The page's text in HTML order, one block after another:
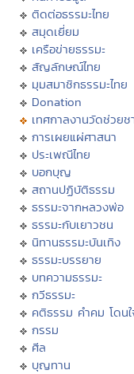
ติดต่อธรรมะไทย
สมุดเยี่ยม
เครือข่ายธรรมะ
สัญลักษณ์ไทย
มุมสมาชิกธรรมะไทย
Donation
เทศกาลงานวัดช่วยช
การเผยแผ่ศาสนา
ประเพณีไทย
บอกบุญ
สถานปฏิบัติธรรม
ธรรมะจากหลวงพ่อ
ธรรมะกับเยาวชน
นิทานธรรมะบันเทิง
ธรรมะบรรยาย
บทความธรรมะ
กวีธรรมะ
คติธรรม คำคม โดน
กรรม
ศีล
บุญทาน